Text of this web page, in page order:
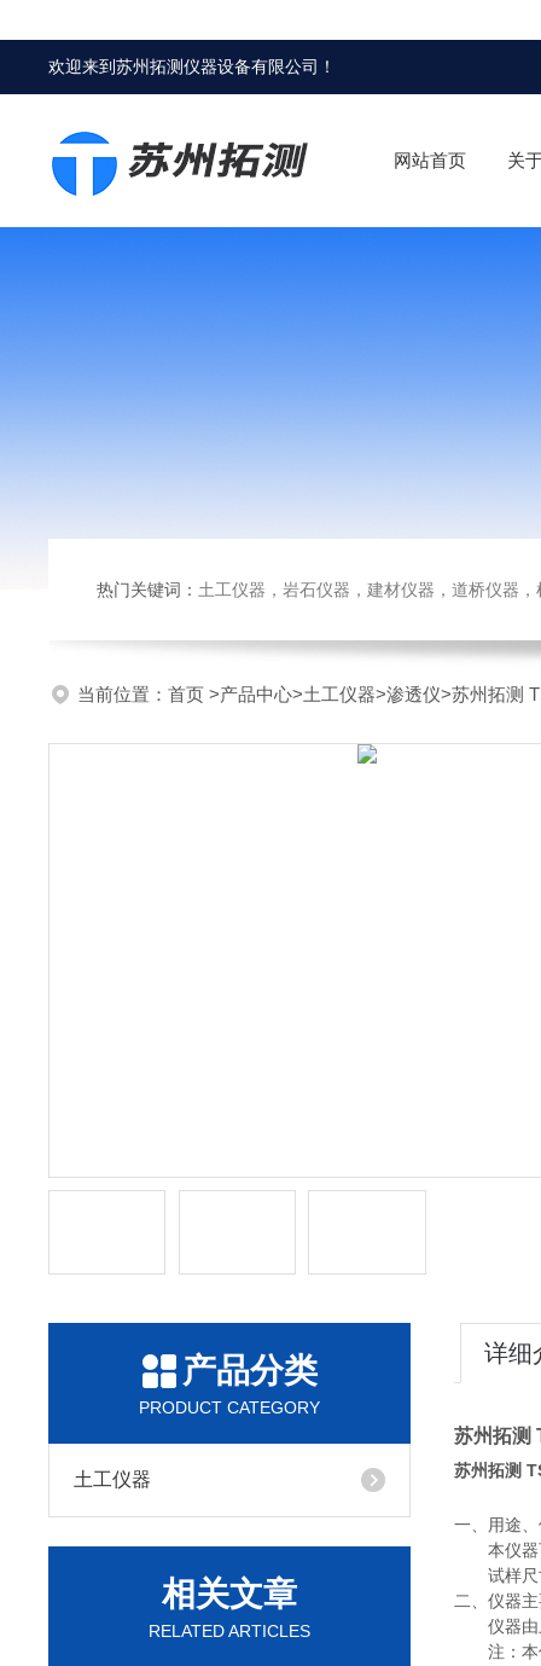
欢迎来到苏州拓测仪器设备有限公司 ！
网站首页 关
热门关键词： 土工仪器，岩石仪器，建材仪器，道桥仪器，检测
当前位置： 首页 >产品中心>土工仪器>渗透仪>苏州拓测
产品分类
PRODUCT CATEGORY
土工仪器
相关文章
RELATED ARTICLES
详细
苏州拓测
苏州拓测
一、用途
本仪
试样
二、仪器
仪器
注：